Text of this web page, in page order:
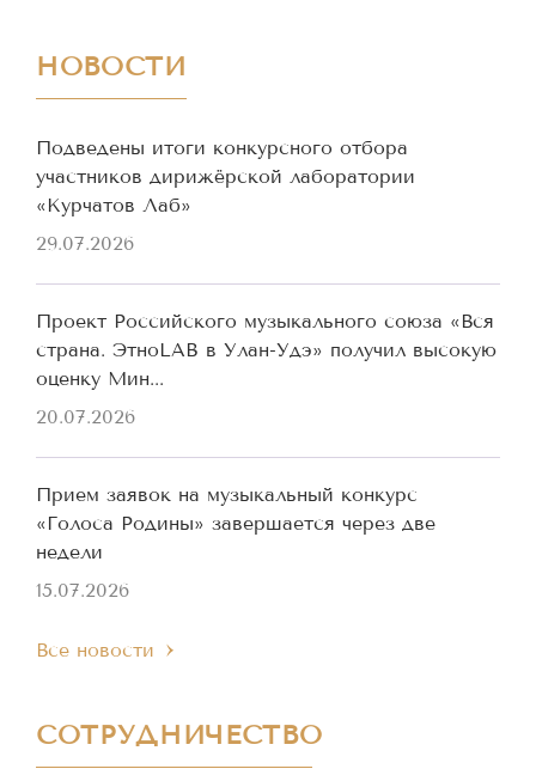
НОВОСТИ
Подведены итоги конкурсного отбора
участников дирижёрской лаборатории
«Курчатов Лаб»
29.07.2026
Проект Российского музыкального союза «Вся
страна. ЭтноLAB в Улан-Удэ» получил высокую
оценку Мин...
20.07.2026
Прием заявок на музыкальный конкурс
«Голоса Родины» завершается через две
недели
15.07.2026
Все новости
СОТРУДНИЧЕСТВО